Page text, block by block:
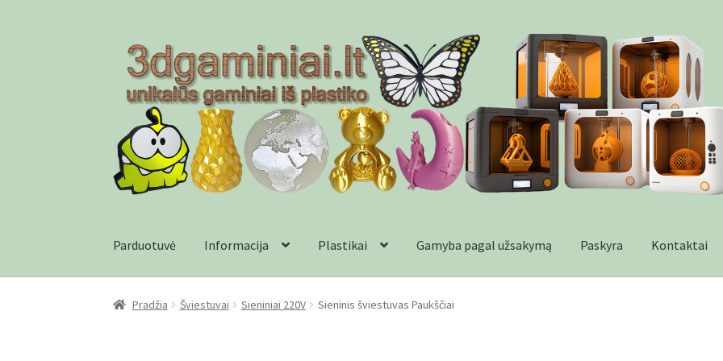
Pereiti
meniu
Pereiti
turinio
Parduotuvė Informacija Plastikai Gamyba pagal užsakymą Paskyra Kontaktai
PradžiaCheckout Gamyba pagal užsakymą Informacija Kontaktai
Pradžia Šviestuvai Sieniniai 220V Sieninis šviestuvas Paukščiai